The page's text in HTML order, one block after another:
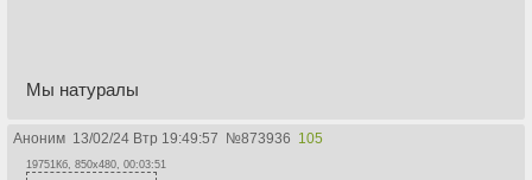
Мы натуралы
Аноним 13/02/24 Втр 19:49:57 №873936 105
19751Кб, 850x480, 00:03:51